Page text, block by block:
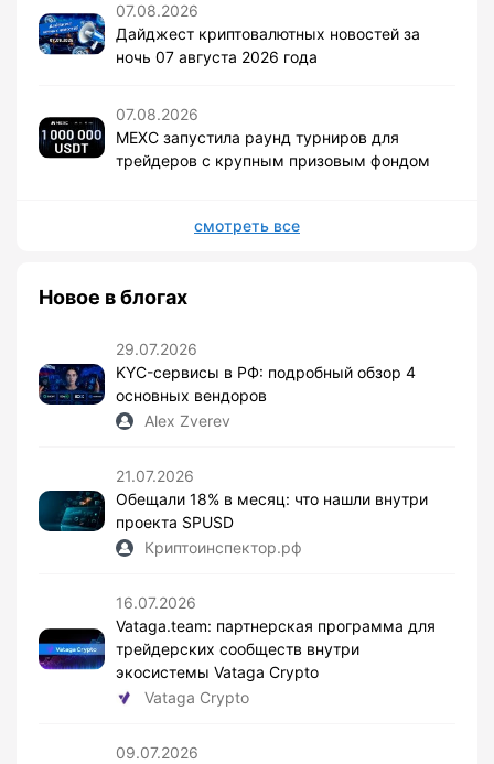
07.08.2026
Дайджест криптовалютных новостей за
ночь 07 августа 2026 года
07.08.2026
MEXC запустила раунд турниров для
трейдеров с крупным призовым фондом
смотреть все
Новое в блогах
29.07.2026
KYC-сервисы в РФ: подробный обзор 4
основных вендоров
Alex Zverev
21.07.2026
Обещали 18% в месяц: что нашли внутри
проекта SPUSD
Криптоинспектор.рф
16.07.2026
Vataga.team: партнерская программа для
трейдерских сообществ внутри
экосистемы Vataga Crypto
Vataga Crypto
09.07.2026